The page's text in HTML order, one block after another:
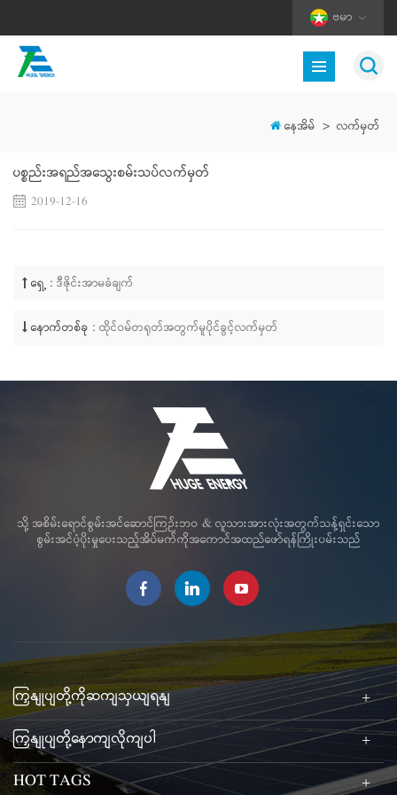
ဗမာ
နေအိမ် > လက်မှတ်
ပစ္စည်းအရည်အသွေးစမ်းသပ်လက်မှတ်
2019-12-16
ရှေ့ : ဒီဇိုင်းအာမခံချက်
နောက်တစ်ခု : ထိုင်ဝမ်တရုတ်အတွက်မူပိုင်ခွင့်လက်မှတ်
သို့ အစိမ်းရောင်စွမ်းအင်ဆောင်ကြဉ်းဘဝ & လူသားအားလုံးအတွက်သန့်ရှင်းသော
စွမ်းအင်ပံ့ပိုးမှုပေးသည့်အိပ်မက်ကိုအကောင်အထည်ဖော်ရန်ကြိုးပမ်းသည်
ကြှနျုပျတို့ကိုဆကျသှယျရနျ
ကြှနျုပျတို့နောကျလိုကျပါ
HOT TAGS